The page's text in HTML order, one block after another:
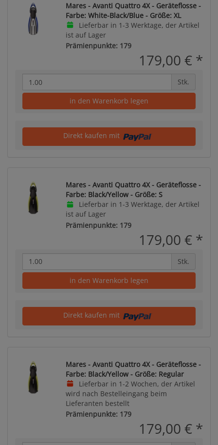
Mares - Avanti Quattro 4X - Geräteflosse -
Farbe: White-Black/Blue - Größe: XL
Lieferbar in 1-3 Werktage, der Artikel
ist auf Lager
Prämienpunkte: 179
179,00 € *
Stk.
in den Warenkorb legen
Direkt kaufen mit
Mares - Avanti Quattro 4X - Geräteflosse -
Farbe: Black/Yellow - Größe: S
Lieferbar in 1-3 Werktage, der Artikel
ist auf Lager
Prämienpunkte: 179
179,00 € *
Stk.
in den Warenkorb legen
Direkt kaufen mit
Mares - Avanti Quattro 4X - Geräteflosse -
Farbe: Black/Yellow - Größe: Regular
Lieferbar in 1-2 Wochen, der Artikel
wird nach Bestelleingang beim
Lieferanten bestellt
Prämienpunkte: 179
179,00 € *